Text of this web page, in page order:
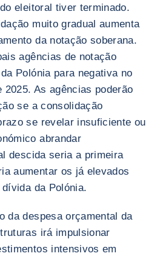
eleitoral tiver terminado.
muito gradual aumenta
da notação soberana.
agências de notação
Polónia para negativa no
2025. As agências poderão
se a consolidação
se revelar insuficiente ou
abrandar
descida seria a primeira
aumentar os já elevados
da Polónia.
da despesa orçamental da
irá impulsionar
intensivos em